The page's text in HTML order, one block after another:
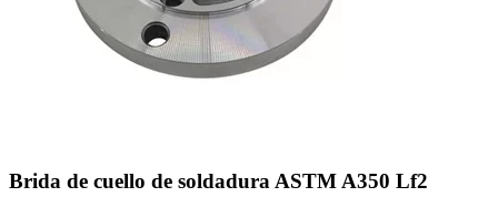
Brida de cuello de soldadura ASTM A350 Lf2